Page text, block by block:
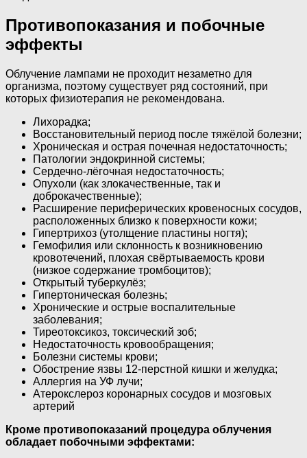
Противопоказания и побочные
эффекты
Облучение лампами не проходит незаметно для
организма, поэтому существует ряд состояний, при
которых физиотерапия не рекомендована.
Лихорадка;
Восстановительный период после тяжёлой болезни;
Хроническая и острая почечная недостаточность;
Патологии эндокринной системы;
Сердечно-лёгочная недостаточность;
Опухоли (как злокачественные, так и
доброкачественные);
Расширение периферических кровеносных сосудов,
расположенных близко к поверхности кожи;
Гипертрихоз (утолщение пластины ногтя);
Гемофилия или склонность к возникновению
кровотечений, плохая свёртываемость крови
(низкое содержание тромбоцитов);
Открытый туберкулёз;
Гипертоническая болезнь;
Хронические и острые воспалительные
заболевания;
Тиреотоксикоз, токсический зоб;
Недостаточность кровообращения;
Болезни системы крови;
Обострение язвы 12-перстной кишки и желудка;
Аллергия на УФ лучи;
Атерокслероз коронарных сосудов и мозговых
артерий
Кроме противопоказаний процедура облучения
обладает побочными эффектами: